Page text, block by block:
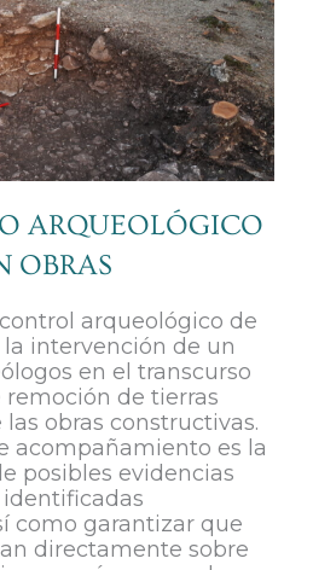
ARQUEOLÓGICO
OBRAS
arqueológico de
intervención de un
en el transcurso
remoción de tierras
obras constructivas.
acompañamiento es la
posibles evidencias
como garantizar que
directamente sobre